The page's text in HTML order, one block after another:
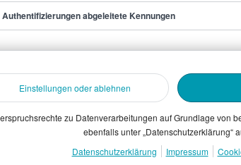
fündig.
in Guest Relation
Daten. Dein
Branche, Selbstständigkeit
abgeleitete Kennungen
Einstellungen oder ablehnen
zu Datenverarbeitungen auf Grundlage von
ebenfalls unter „Datenschutzerklärung“
Datenschutzerklärung
Impressum